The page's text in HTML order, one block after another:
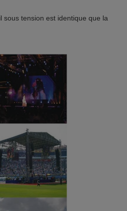
sous tension est identique que la